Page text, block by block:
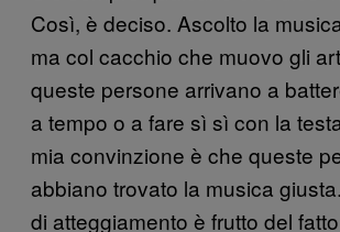
Così, è deciso. Ascolto la
ma col cacchio che muovo gli
queste persone arrivano a
a tempo o a fare sì sì con la
mia convinzione è che queste
abbiano trovato la musica
di atteggiamento è frutto del